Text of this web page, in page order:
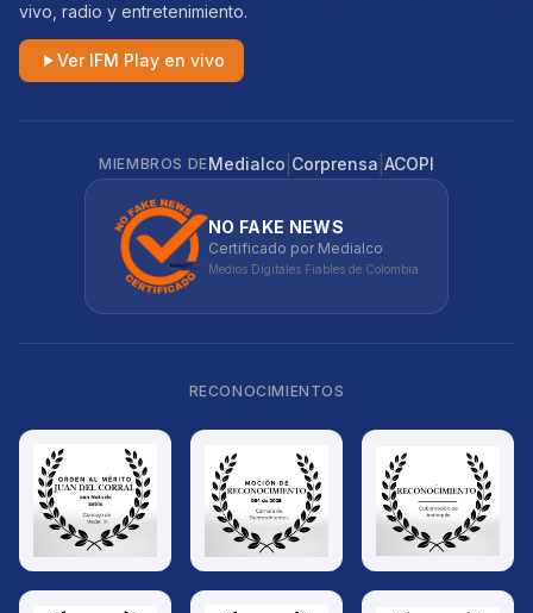
vivo, radio y entretenimiento.
Ver IFM Play en vivo
MIEMBROS DEMedialco Corprensa ACOPI
NO FAKE NEWS
Certificado por Medialco
Medios Digitales Fiables de Colombia
RECONOCIMIENTOS